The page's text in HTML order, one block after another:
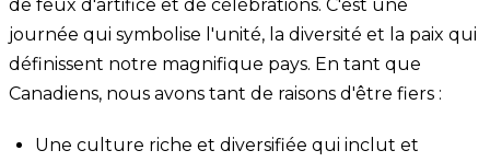
de feux d'artifice et de célébrations. C'est une
journée qui symbolise l'unité, la diversité et la paix qui
définissent notre magnifique pays. En tant que
Canadiens, nous avons tant de raisons d'être fiers :
Une culture riche et diversifiée qui inclut et